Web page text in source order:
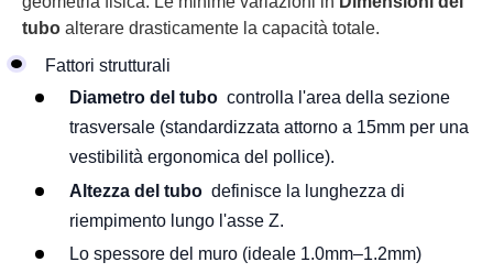
tubo alterare drasticamente la capacità totale.
Fattori strutturali
Diametro del tubo controlla l'area della sezione
trasversale (standardizzata attorno a 15mm per una
vestibilità ergonomica del pollice).
Altezza del tubo definisce la lunghezza di
riempimento lungo l'asse Z.
Lo spessore del muro (ideale 1.0mm–1.2mm)